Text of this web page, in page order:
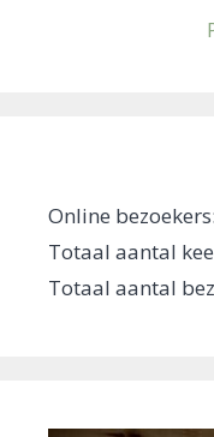
Online bezoekers:
Totaal aantal
Totaal aantal